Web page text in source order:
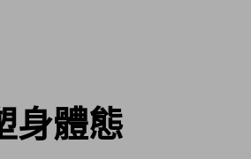
身體態